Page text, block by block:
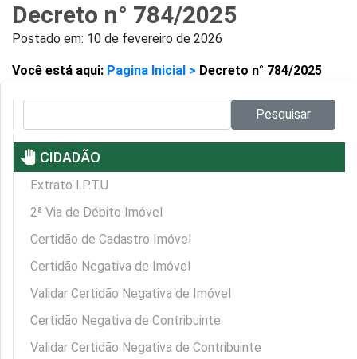
Decreto n° 784/2025
Postado em: 10 de fevereiro de 2026
Você está aqui: Pagina Inicial > Decreto n° 784/2025
Pesquisar
pan_tool CIDADÃO
Extrato I.P.T.U
2ª Via de Débito Imóvel
Certidão de Cadastro Imóvel
Certidão Negativa de Imóvel
Validar Certidão Negativa de Imóvel
Certidão Negativa de Contribuinte
Validar Certidão Negativa de Contribuinte